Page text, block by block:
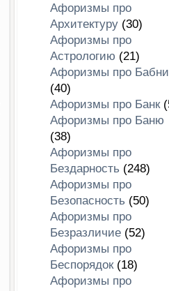
Афоризмы про
Архитектуру(30)
Афоризмы про
Астрологию (21)
Афоризмы про
(40)
Афоризмы про Банк
Афоризмы про Баню
(38)
Афоризмы про
Бездарность (248)
Афоризмы про
Безопасность (50)
Афоризмы про
Безразличие(52)
Афоризмы про
Беспорядок(18)
Афоризмы про